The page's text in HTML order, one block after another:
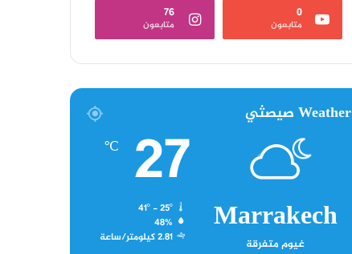
0
متابعون
76
متابعون
Weather صيصثي
Marrakech
غيوم متفرقة
27
℃
41º - 25º
48%
2.81 كيلومتر/ساعة